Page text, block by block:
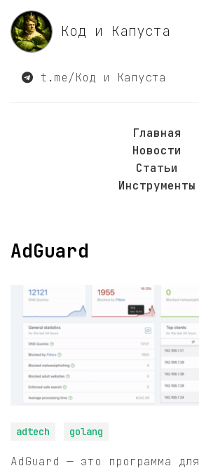
Код и Капуста
t.me/Код и Капуста
Главная
Новости
Статьи
Инструменты
AdGuard
adtech golang
AdGuard — это программа